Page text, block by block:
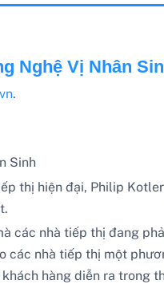
Nghệ Vị Nhân
.
Sinh
thị hiện đại, Philip
các nhà tiếp thị đang
các nhà tiếp thị một
hàng diễn ra trong